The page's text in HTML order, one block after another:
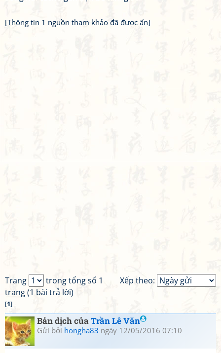
[Thông tin 1 nguồn tham khảo đã được ẩn]
Xếp theo:
Trang
trong tổng số 1
trang (1 bài trả lời)
[1]
Bản dịch củaTrần Lê Văn
Gửi bởi hongha83 ngày 12/05/2016 07:10